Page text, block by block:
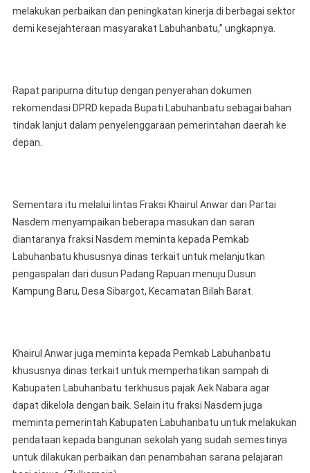
melakukan perbaikan dan peningkatan kinerja di berbagai sektor
demi kesejahteraan masyarakat Labuhanbatu,” ungkapnya.
Rapat paripurna ditutup dengan penyerahan dokumen
rekomendasi DPRD kepada Bupati Labuhanbatu sebagai bahan
tindak lanjut dalam penyelenggaraan pemerintahan daerah ke
depan.
Sementara itu melalui lintas Fraksi Khairul Anwar dari Partai
Nasdem menyampaikan beberapa masukan dan saran
diantaranya fraksi Nasdem meminta kepada Pemkab
Labuhanbatu khususnya dinas terkait untuk melanjutkan
pengaspalan dari dusun Padang Rapuan menuju Dusun
Kampung Baru, Desa Sibargot, Kecamatan Bilah Barat.
Khairul Anwar juga meminta kepada Pemkab Labuhanbatu
khususnya dinas terkait untuk memperhatikan sampah di
Kabupaten Labuhanbatu terkhusus pajak Aek Nabara agar
dapat dikelola dengan baik. Selain itu fraksi Nasdem juga
meminta pemerintah Kabupaten Labuhanbatu untuk melakukan
pendataan kepada bangunan sekolah yang sudah semestinya
untuk dilakukan perbaikan dan penambahan sarana pelajaran